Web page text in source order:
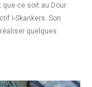
ce soit au Dour
I-Skankers. Son
quelques